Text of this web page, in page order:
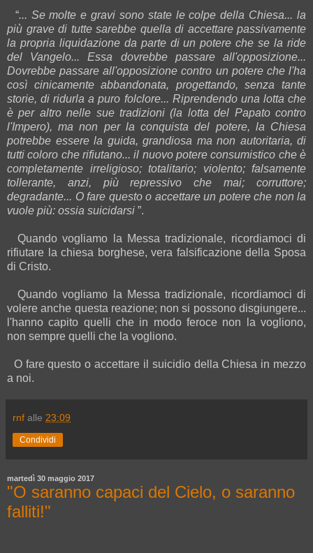
“... Se molte e gravi sono state le colpe della Chiesa... la
più grave di tutte sarebbe quella di accettare passivamente
la propria liquidazione da parte di un potere che se la ride
del Vangelo... Essa dovrebbe passare all'opposizione...
Dovrebbe passare all'opposizione contro un potere che l'ha
così cinicamente abbandonata, progettando, senza tante
storie, di ridurla a puro folclore... Riprendendo una lotta che
è per altro nelle sue tradizioni (la lotta del Papato contro
l'Impero), ma non per la conquista del potere, la Chiesa
potrebbe essere la guida, grandiosa ma non autoritaria, di
tutti coloro che rifiutano... il nuovo potere consumistico che è
completamente irreligioso; totalitario; violento; falsamente
tollerante, anzi, più repressivo che mai; corruttore;
degradante... O fare questo o accettare un potere che non la
vuole più: ossia suicidarsi ”.
Quando vogliamo la Messa tradizionale, ricordiamoci di
rifiutare la chiesa borghese, vera falsificazione della Sposa
di Cristo.
Quando vogliamo la Messa tradizionale, ricordiamoci di
volere anche questa reazione; non si possono disgiungere...
l'hanno capito quelli che in modo feroce non la vogliono,
non sempre quelli che la vogliono.
O fare questo o accettare il suicidio della Chiesa in mezzo
a noi.
rnf alle 23:09
Condividi
martedì 30 maggio 2017
"O saranno capaci del Cielo, o saranno
falliti!"